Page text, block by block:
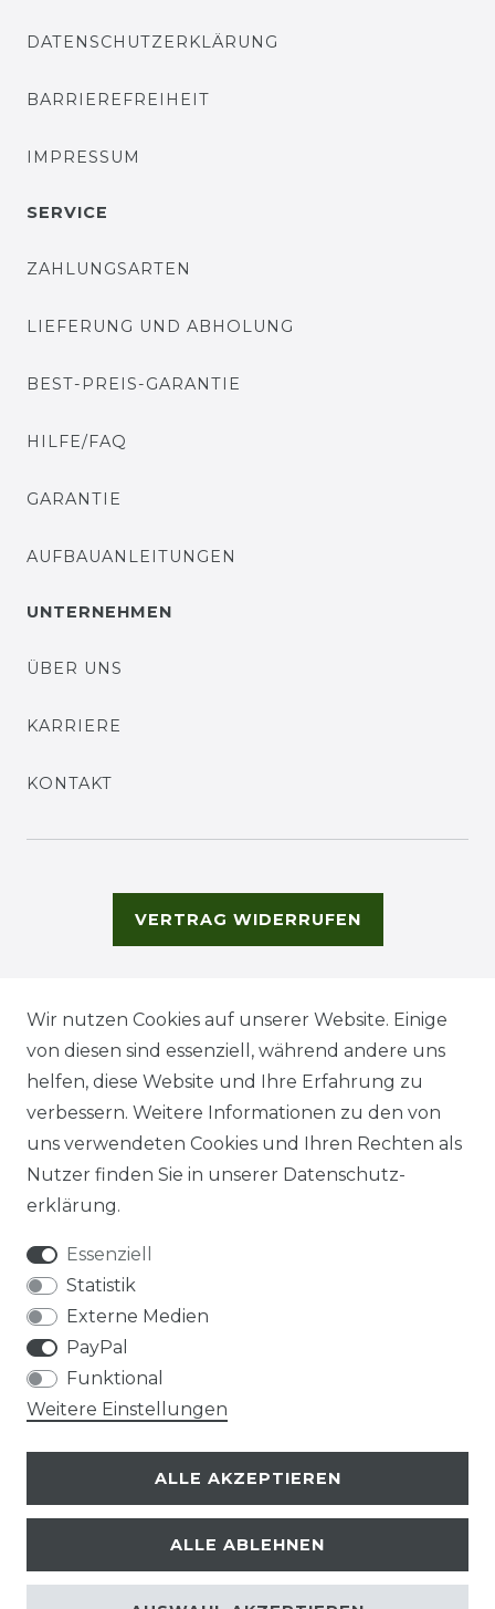
DATENSCHUTZERKLÄRUNG
BARRIEREFREIHEIT
IMPRESSUM
SERVICE
ZAHLUNGSARTEN
LIEFERUNG UND ABHOLUNG
BEST-PREIS-GARANTIE
HILFE/FAQ
GARANTIE
AUFBAUANLEITUNGEN
UNTERNEHMEN
ÜBER UNS
KARRIERE
KONTAKT
VERTRAG WIDERRUFEN
© Copyright 2026 | Alle Rechte vorbehalten.
Wir nutzen Cookies auf unserer Website. Einige
von diesen sind essenziell, während andere uns
helfen, diese Website und Ihre Erfahrung zu
verbessern. Weitere Informationen zu den von
uns verwendeten Cookies und Ihren Rechten als
Nutzer finden Sie in unserer Daten­schutz­
erklärung.
Essenziell
Statistik
Externe Medien
PayPal
Funktional
Weitere Einstellungen
ALLE AKZEPTIEREN
ALLE ABLEHNEN